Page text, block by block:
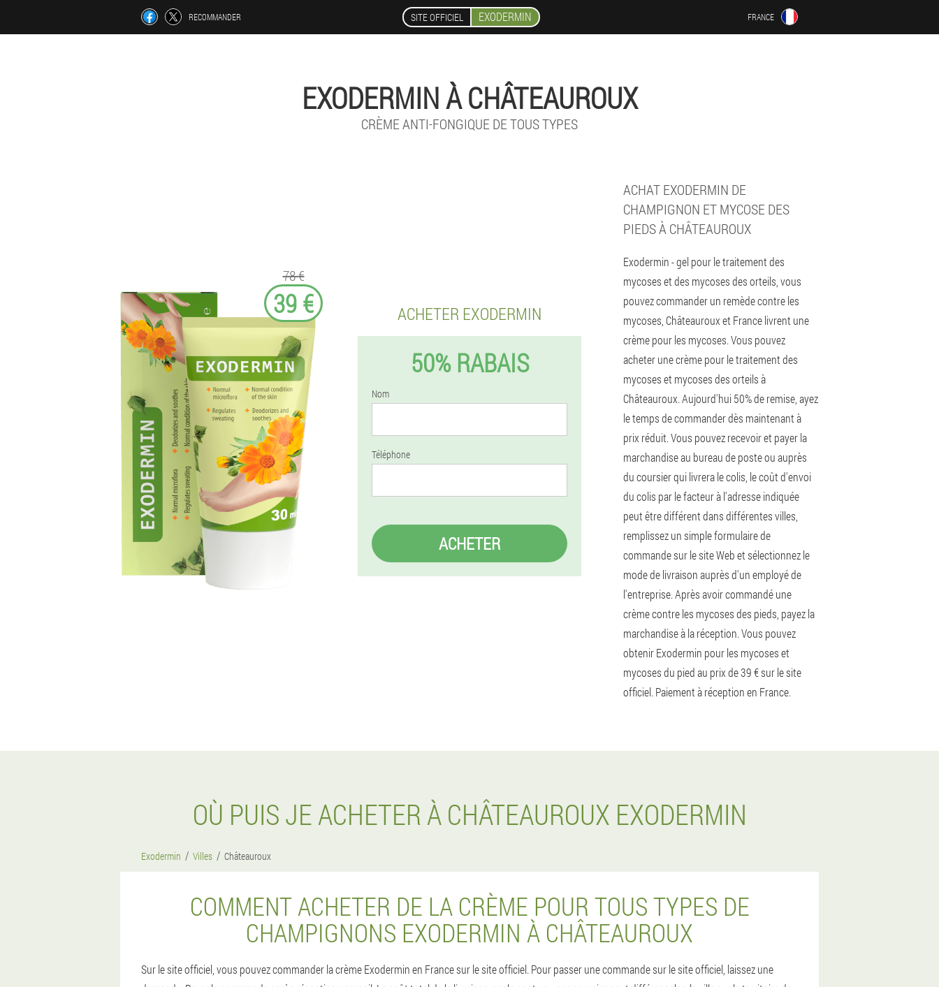
RECOMMANDER SITE OFFICIEL EXODERMIN FRANCE
EXODERMIN À CHÂTEAUROUX
CRÈME ANTI-FONGIQUE DE TOUS TYPES
78 €
39 € ACHETER EXODERMIN
50% RABAIS
Nom
Téléphone
ACHETER
ACHAT EXODERMIN DE
CHAMPIGNON ET MYCOSE DES
PIEDS À CHÂTEAUROUX
Exodermin - gel pour le traitement des
mycoses et des mycoses des orteils, vous
pouvez commander un remède contre les
mycoses, Châteauroux et France livrent une
crème pour les mycoses. Vous pouvez
acheter une crème pour le traitement des
mycoses et mycoses des orteils à
Châteauroux. Aujourd'hui 50% de remise, ayez
le temps de commander dès maintenant à
prix réduit. Vous pouvez recevoir et payer la
marchandise au bureau de poste ou auprès
du coursier qui livrera le colis, le coût d'envoi
du colis par le facteur à l'adresse indiquée
peut être différent dans différentes villes,
remplissez un simple formulaire de
commande sur le site Web et sélectionnez le
mode de livraison auprès d'un employé de
l'entreprise. Après avoir commandé une
crème contre les mycoses des pieds, payez la
marchandise à la réception. Vous pouvez
obtenir Exodermin pour les mycoses et
mycoses du pied au prix de 39 € sur le site
officiel. Paiement à réception en France.
OÙ PUIS JE ACHETER À CHÂTEAUROUX EXODERMIN
Exodermin Villes Châteauroux
COMMENT ACHETER DE LA CRÈME POUR TOUS TYPES DE
CHAMPIGNONS EXODERMIN À CHÂTEAUROUX
Sur le site officiel, vous pouvez commander la crème Exodermin en France sur le site officiel. Pour passer une commande sur le site officiel, laissez une